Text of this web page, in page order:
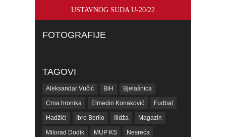
USTAVNOG SUDA U-20/22
FOTOGRAFIJE
TAGOVI
Aleksandar Vučić BiH Bjelašnica
Crna hronika Elmedin Konaković Fudbal
Hadžići Ibro Berilo Ilidža Magazin
Milorad Dodik MUP KS Nesreća